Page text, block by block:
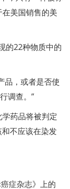
美国销售的美
的22种物质中的
品，或者是否使
调查。”
药品将被判定
不应该在染发
症杂志》上的